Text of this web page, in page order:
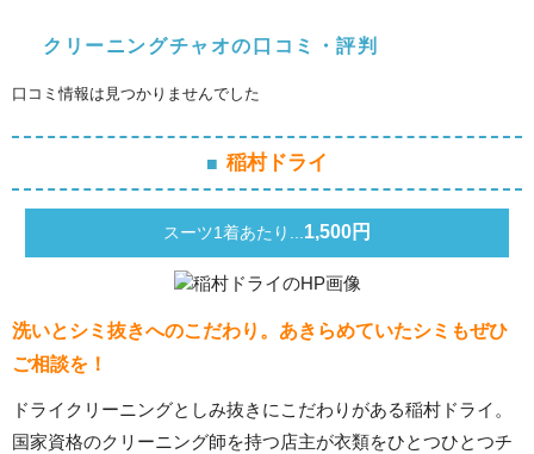
クリーニングチャオの口コミ・評判
口コミ情報は見つかりませんでした
稲村ドライ
スーツ1着あたり...1,500円
洗いとシミ抜きへのこだわり。あきらめていたシミもぜひ
ご相談を！
ドライクリーニングとしみ抜きにこだわりがある稲村ドライ。
国家資格のクリーニング師を持つ店主が衣類をひとつひとつチ